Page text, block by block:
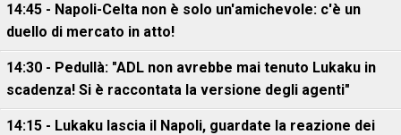
14:45 - Napoli-Celta non è solo un'amichevole: c'è un
duello di mercato in atto!
14:30 - Pedullà: "ADL non avrebbe mai tenuto Lukaku in
scadenza! Si è raccontata la versione degli agenti"
14:15 - Lukaku lascia il Napoli, guardate la reazione dei